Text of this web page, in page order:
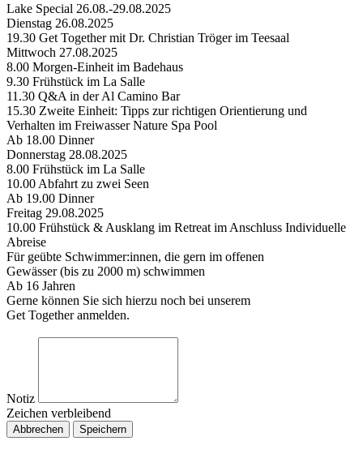
Lake Special 26.08.-29.08.2025
Dienstag 26.08.2025
19.30 Get Together mit Dr. Christian Tröger im Teesaal
Mittwoch 27.08.2025
8.00 Morgen-Einheit im Badehaus
9.30 Frühstück im La Salle
11.30 Q&A in der Al Camino Bar
15.30 Zweite Einheit: Tipps zur richtigen Orientierung und
Verhalten im Freiwasser Nature Spa Pool
Ab 18.00 Dinner
Donnerstag 28.08.2025
8.00 Frühstück im La Salle
10.00 Abfahrt zu zwei Seen
Ab 19.00 Dinner
Freitag 29.08.2025
10.00 Frühstück & Ausklang im Retreat im Anschluss Individuelle
Abreise
Für geübte Schwimmer:innen, die gern im offenen
Gewässer (bis zu 2000 m) schwimmen
Ab 16 Jahren
Gerne können Sie sich hierzu noch bei unserem
Get Together anmelden.
Notiz
Zeichen verbleibend
Abbrechen Speichern